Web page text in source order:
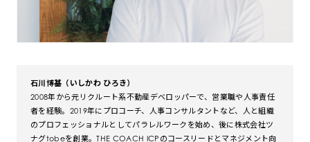
石川博基（いしかわ ひろき）
2008年から元リクルート系不動産デベロッパーで、営業職や人事責任
者を経験。2019年にプロコーチ、人事コンサルタントなど、人と組織
のプロフェッショナルとしてパラレルワークを始め、後に株式会社ツ
ナグtobeを創業。THE COACH ICPのコースリードとマネジメント向